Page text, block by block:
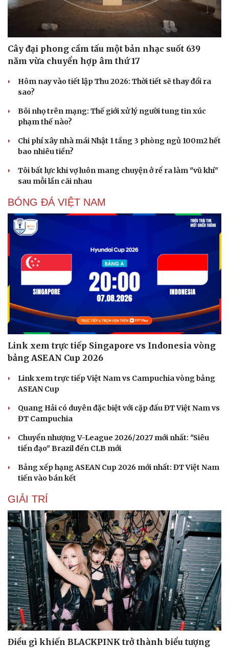
Sức khỏe
Dinh dưỡng - món ngon
Sản phụ khoa
Nhi khoa
Làm đẹp - giảm cân
Phòng mạch online
Ăn sạch sống khỏe
Đời sống
Nhà đẹp
Tình yêu - Gia đình
Cây đại phong cầm tấu một bản nhạc suốt 639
năm vừa chuyển hợp âm thứ 17
Hôm nay vào tiết lập Thu 2026: Thời tiết sẽ thay đổi ra
sao?
Bôi nhọ trên mạng: Thế giới xử lý người tung tin xúc
phạm thế nào?
Chi phí xây nhà mái Nhật 1 tầng 3 phòng ngủ 100m2 hết
bao nhiêu tiền?
Tôi bất lực khi vợ luôn mang chuyện ở rể ra làm "vũ khí"
sau mỗi lần cãi nhau
BÓNG ĐÁ VIỆT NAM
Link xem trực tiếp Singapore vs Indonesia vòng
bảng ASEAN Cup 2026
Link xem trực tiếp Việt Nam vs Campuchia vòng bảng
ASEAN Cup
Quang Hải có duyên đặc biệt với cặp đấu ĐT Việt Nam vs
ĐT Campuchia
Chuyển nhượng V-League 2026/2027 mới nhất: "Siêu
tiền đạo" Brazil đến CLB mới
Bảng xếp hạng ASEAN Cup 2026 mới nhất: ĐT Việt Nam
tiến vào bán kết
GIẢI TRÍ
Điều gì khiến BLACKPINK trở thành biểu tượng